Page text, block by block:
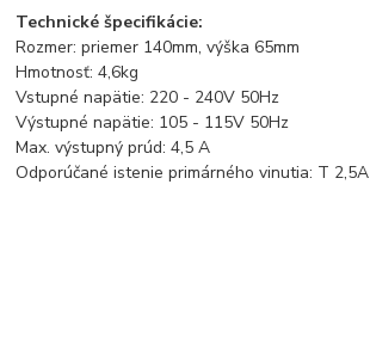
Technické špecifikácie:
Rozmer: priemer 140mm, výška 65mm
Hmotnosť: 4,6kg
Vstupné napätie: 220 - 240V 50Hz
Výstupné napätie: 105 - 115V 50Hz
Max. výstupný prúd: 4,5 A
Odporúčané istenie primárného vinutia: T 2,5A